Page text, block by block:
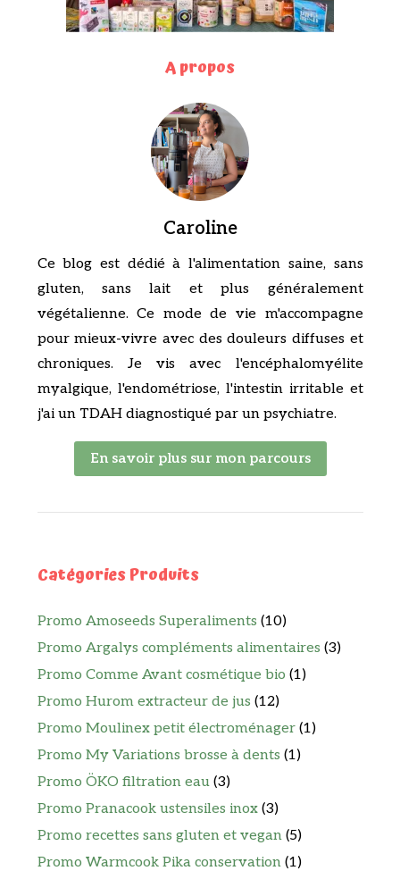
A propos
Caroline
Ce blog est dédié à l'alimentation saine, sans
gluten, sans lait et plus généralement
végétalienne. Ce mode de vie m'accompagne
pour mieux-vivre avec des douleurs diffuses et
chroniques. Je vis avec l'encéphalomyélite
myalgique, l'endométriose, l'intestin irritable et
j'ai un TDAH diagnostiqué par un psychiatre.
En savoir plus sur mon parcours
Catégories Produits
Promo Amoseeds Superaliments (10)
Promo Argalys compléments alimentaires (3)
Promo Comme Avant cosmétique bio (1)
Promo Hurom extracteur de jus (12)
Promo Moulinex petit électroménager (1)
Promo My Variations brosse à dents (1)
Promo ÖKO filtration eau (3)
Promo Pranacook ustensiles inox (3)
Promo recettes sans gluten et vegan (5)
Promo Warmcook Pika conservation (1)